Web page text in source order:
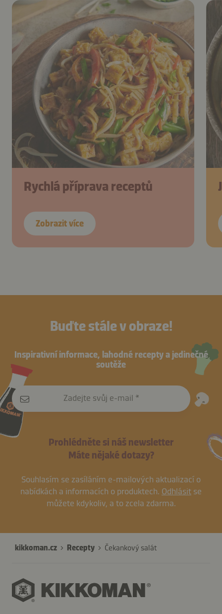
Rychlá příprava receptů
Zobrazit více
Buďte stále v obraze!
Inspirativní informace, lahodné recepty a jedinečné
soutěže
Zadejte svůj e-mail
Prohlédněte si náš newsletter
Máte nějaké dotazy?
Souhlasím se zasíláním e-mailových aktualizací o
nabídkách a informacích o produktech. Odhlásit se
můžete kdykoliv, a to zcela zdarma.
kikkoman.cz Recepty Čekankový salát